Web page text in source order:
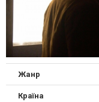
Жанр
Країна